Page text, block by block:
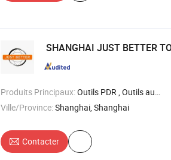
SHANGHAI JUST BETTER
Produits Principaux:Outils PDR , Outils automobiles , Outils de réparation de bosses sans peinture , Outils de réparation de bosses de voiture , Kit d'outils de bosses
Ville/Province:Shanghai, Shanghai
Contacter